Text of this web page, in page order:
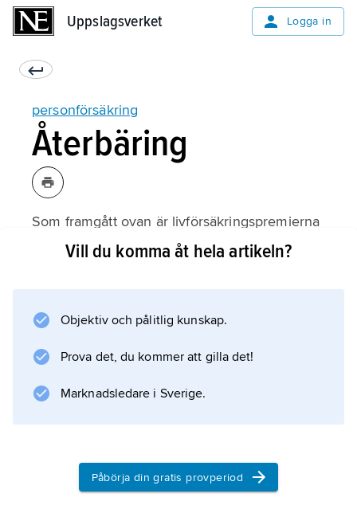
Uppslagsverket Logga in
personförsäkring
Återbäring
Som framgått ovan är livförsäkringspremierna
baserade på vissa antaganden. Om det
samtidigt som förfallande försäkringsbelopp
utbetalas.
Vill du komma åt hela artikeln?
Objektiv och pålitlig kunskap.
Prova det, du kommer att gilla det!
Marknadsledare i Sverige.
Påbörja din gratis provperiod